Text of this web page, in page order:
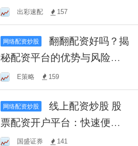
质量校验基于真实成交
出彩速配 157
网络配资炒股
翻翻配资好吗？揭
秘配资平台的优势与风险，
助你明智决策！
E策略 159
网络配资炒股
线上配资炒股 股
票配资开户平台：快速便
捷，助您放大收益！
国盛证券 141